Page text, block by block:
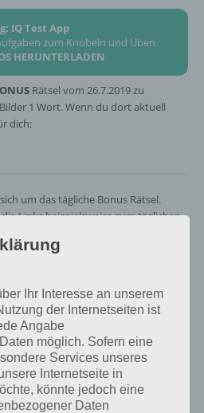
IQ Test App
zum Knobeln und Üben
HERUNTERLADEN
Rätsel vom 26.7.2019 zu
1 Wort. Wenn du dort aktuell
dich:
um das tägliche Bonus Rätsel.
Links beispielsweise zum täglichen
vom 26.7.2019
Schau mal, was vor einem Jahr, am
war
Lösungen zu Deutschland im Juli
Ihr Interesse an unserem
der Internetseiten ist
Angabe
möglich. Sofern eine
Services unseres
Internetseite in
könnte jedoch eine
Daten